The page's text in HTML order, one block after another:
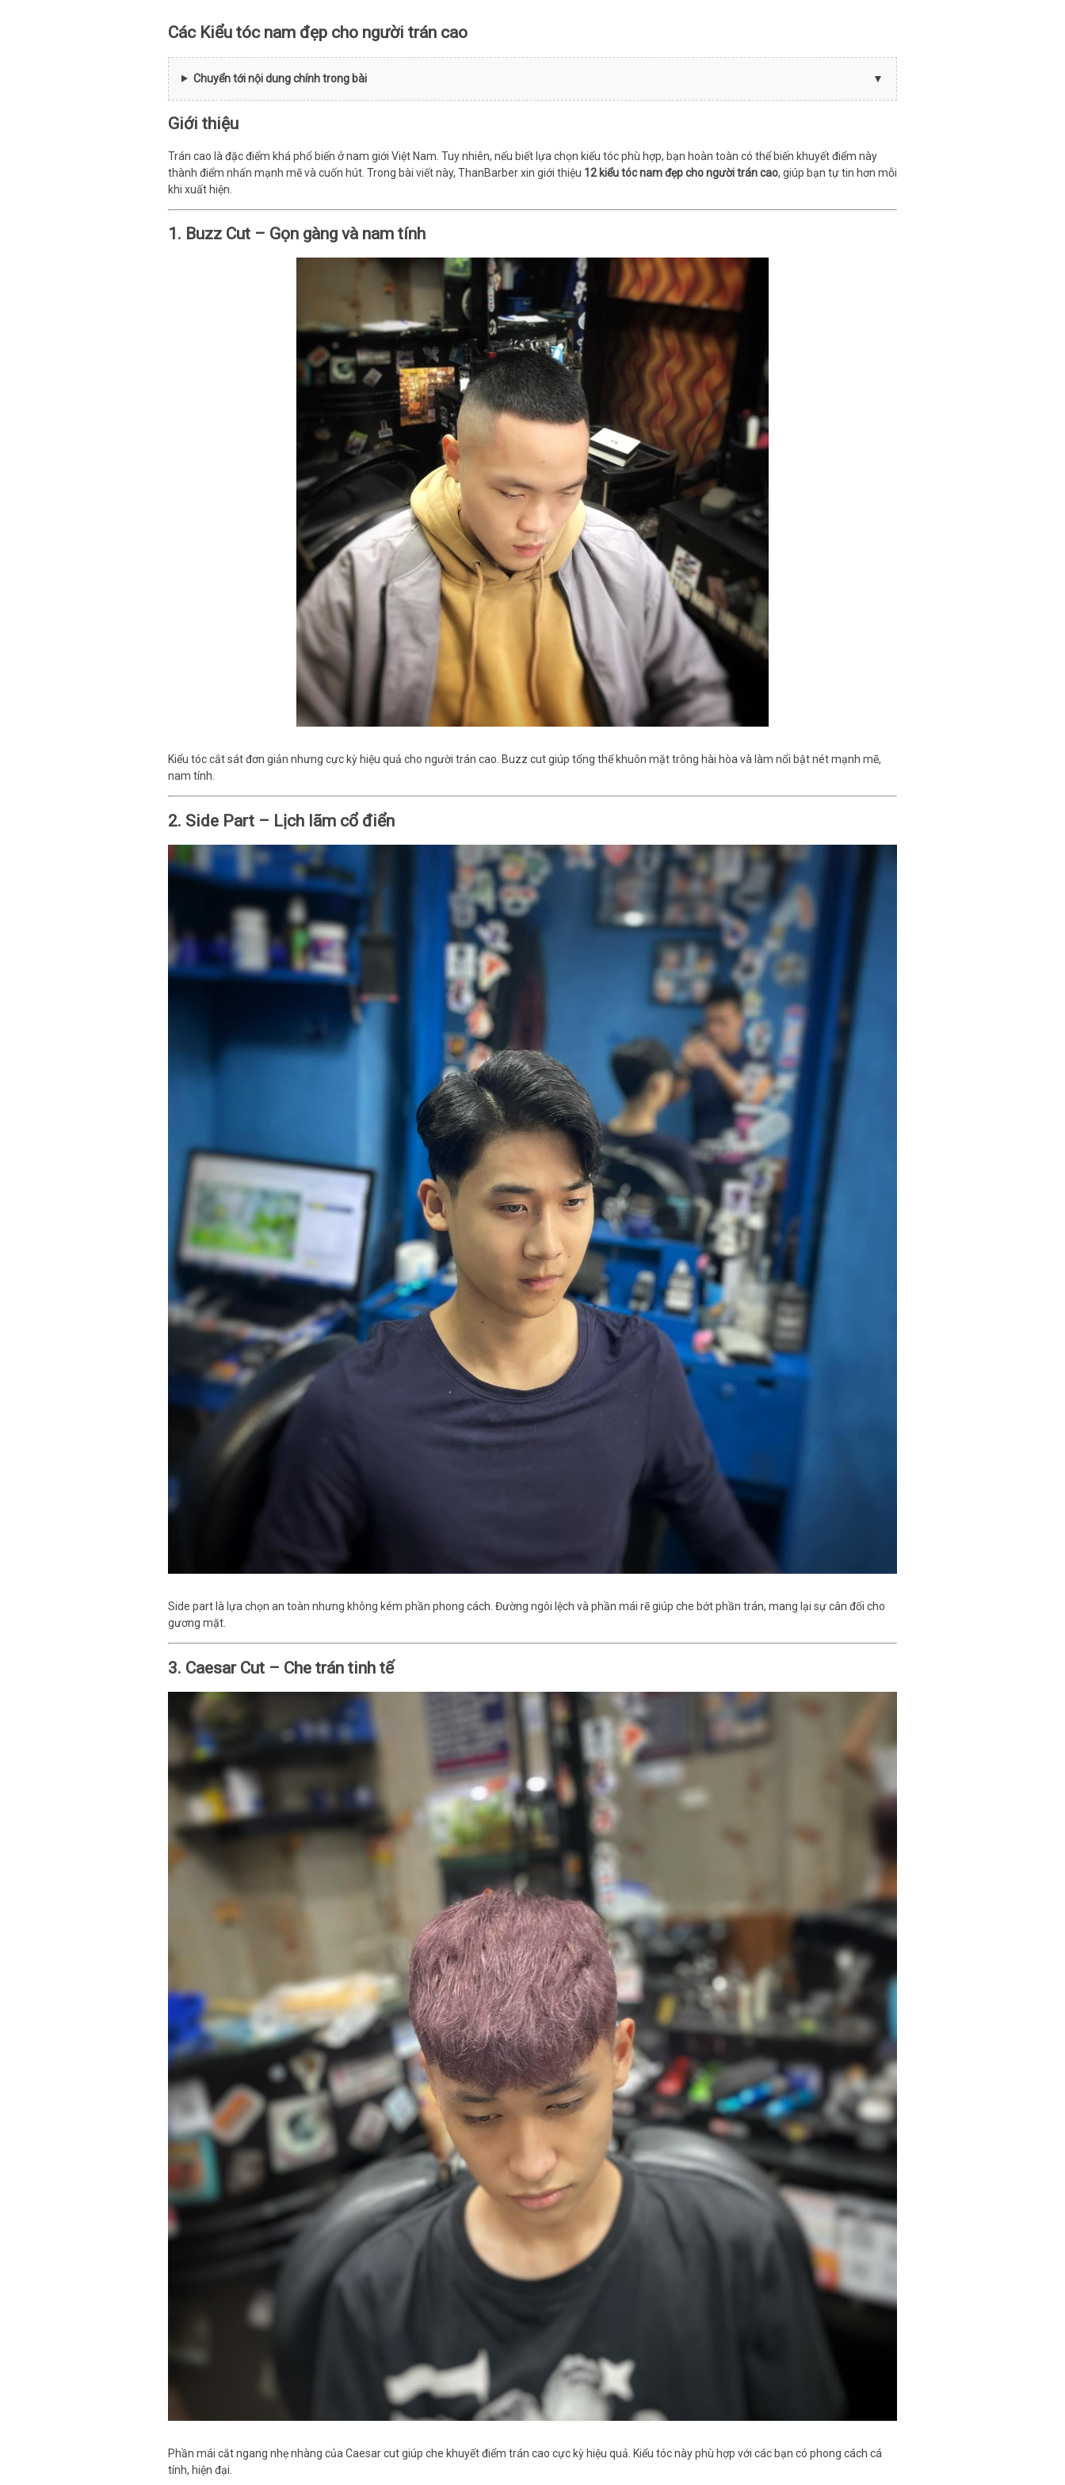
Các Kiểu tóc nam đẹp cho người trán cao
Chuyển tới nội dung chính trong bài
Giới thiệu
Trán cao là đặc điểm khá phổ biến ở nam giới Việt Nam. Tuy nhiên, nếu biết lựa chọn kiểu tóc phù hợp, bạn hoàn toàn có thể biến khuyết điểm này
thành điểm nhấn mạnh mẽ và cuốn hút. Trong bài viết này, ThanBarber xin giới thiệu 12 kiểu tóc nam đẹp cho người trán cao, giúp bạn tự tin hơn mỗi
khi xuất hiện.
1. Buzz Cut – Gọn gàng và nam tính
Kiểu tóc cắt sát đơn giản nhưng cực kỳ hiệu quả cho người trán cao. Buzz cut giúp tổng thể khuôn mặt trông hài hòa và làm nổi bật nét mạnh mẽ,
nam tính.
2. Side Part – Lịch lãm cổ điển
Side part là lựa chọn an toàn nhưng không kém phần phong cách. Đường ngôi lệch và phần mái rẽ giúp che bớt phần trán, mang lại sự cân đối cho
gương mặt.
3. Caesar Cut – Che trán tinh tế
Phần mái cắt ngang nhẹ nhàng của Caesar cut giúp che khuyết điểm trán cao cực kỳ hiệu quả. Kiểu tóc này phù hợp với các bạn có phong cách cá
tính, hiện đại.